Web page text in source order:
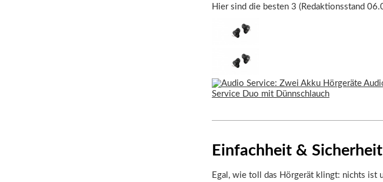
Hier sind die besten 3 (Redaktionsstand
Einfachheit & Sicherheit
Egal, wie toll das Hörgerät klingt: nichts ist